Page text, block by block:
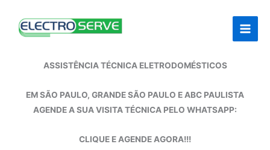
ASSISTÊNCIA TÉCNICA ELETRODOMÉSTICOS
EM SÃO PAULO, GRANDE SÃO PAULO E ABC PAULISTA
AGENDE A SUA VISITA TÉCNICA PELO WHATSAPP:
CLIQUE E AGENDE AGORA!!!